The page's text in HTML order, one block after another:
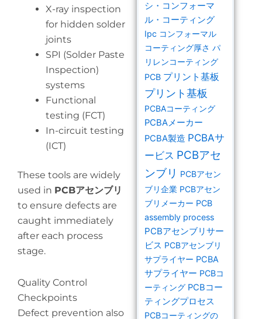
X-ray inspection
for hidden solder
joints
SPI (Solder Paste
Inspection)
systems
Functional
testing (FCT)
In-circuit testing
(ICT)
These tools are widely
used in PCBアセンブリ
to ensure defects are
caught immediately
after each process
stage.
Quality Control
Checkpoints
Defect prevention also
シ・コンフォーマ
ル・コーティング
Ipc コンフォーマル
コーティング厚さ パ
リレンコーティング
PCB プリント基板
プリント基板
PCBAコーティング
PCBAメーカー
PCBA製造 PCBAサ
ービス PCBアセ
ンブリ PCBアセン
ブリ企業 PCBアセン
ブリメーカー PCB
assembly process
PCBアセンブリサー
ビス PCBアセンブリ
サプライヤー PCBA
サプライヤー PCBコ
ーティング PCBコー
ティングプロセス
PCBコーティングの